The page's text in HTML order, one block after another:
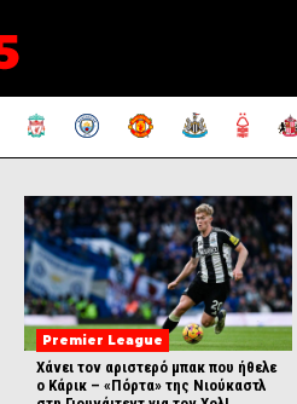
Premier League
Χάνει τον αριστερό μπακ που ήθελε
ο Κάρικ – «Πόρτα» της Νιούκαστλ